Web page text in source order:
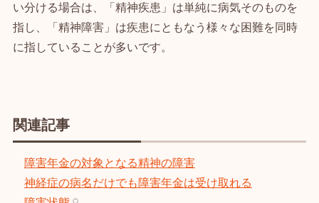
い分ける場合は、「精神疾患」は単純に病気そのものを
指し、「精神障害」は疾患にともなう様々な困難を同時
に指していることが多いです。
関連記事
障害年金の対象となる精神の障害
神経症の病名だけでも障害年金は受け取れる